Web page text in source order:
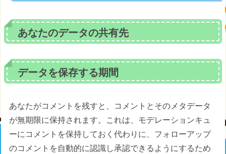
あなたのデータの共有先
データを保存する期間
あなたがコメントを残すと、コメントとそのメタデータ
が無期限に保持されます。これは、モデレーションキュ
ーにコメントを保持しておく代わりに、フォローアップ
のコメントを自動的に認識し承認できるようにするため